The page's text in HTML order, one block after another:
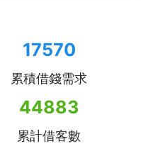
17570
累積借錢需求
44883
累計借客數